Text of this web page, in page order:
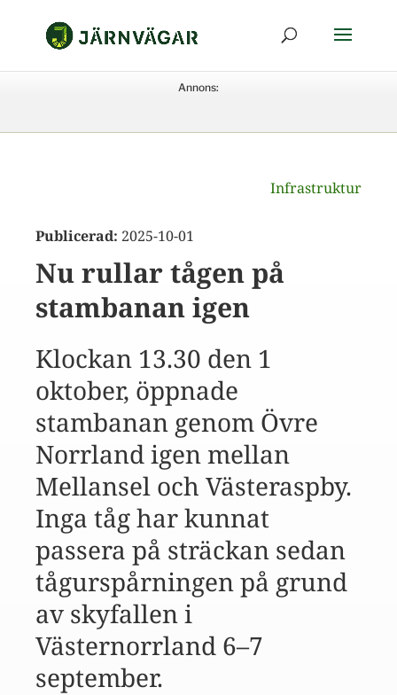
Annons:
Infrastruktur
Publicerad: 2025-10-01
Nu rullar tågen på
stambanan igen
Klockan 13.30 den 1
oktober, öppnade
stambanan genom Övre
Norrland igen mellan
Mellansel och Västeraspby.
Inga tåg har kunnat
passera på sträckan sedan
tågurspårningen på grund
av skyfallen i
Västernorrland 6–7
september.